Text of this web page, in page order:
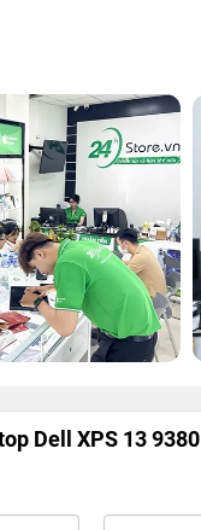
Dell XPS 13 9380